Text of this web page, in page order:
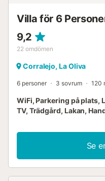
Villa för 6
9,2
22 omdömen
Corralejo, La Oliva
6 personer 3 sovrum 120
WiFi, Parkering på plats,
TV, Trädgård, Lakan,
Se